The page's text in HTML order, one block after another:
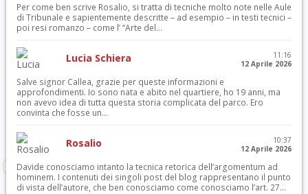
Per come ben scrive Rosalio, si tratta di tecniche molto note nelle Aule
di Tribunale e sapientemente descritte – ad esempio – in testi tecnici –
poi resi romanzo – come l’ “Arte del...
Lucia Schiera
11:16
12 Aprile 2026
Salve signor Callea, grazie per queste informazioni e
approfondimenti. Io sono nata e abito nel quartiere, ho 19 anni, ma
non avevo idea di tutta questa storia complicata del parco. Ero
convinta che fosse un...
Rosalio
10:37
12 Aprile 2026
Davide conosciamo intanto la tecnica retorica dell’argomentum ad
hominem. I contenuti dei singoli post del blog rappresentano il punto
di vista dell’autore, che ben conosciamo come conosciamo l’art. 27...